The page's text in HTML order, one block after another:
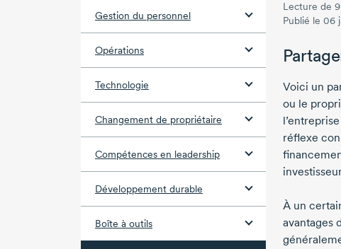
Gestion du personnel
Opérations
Technologie
Changement de propriétaire
Compétences en leadership
Développement durable
Boîte à outils
Lecture de
Publié le 06
Voici un
ou le
réflexe
À un
avantages